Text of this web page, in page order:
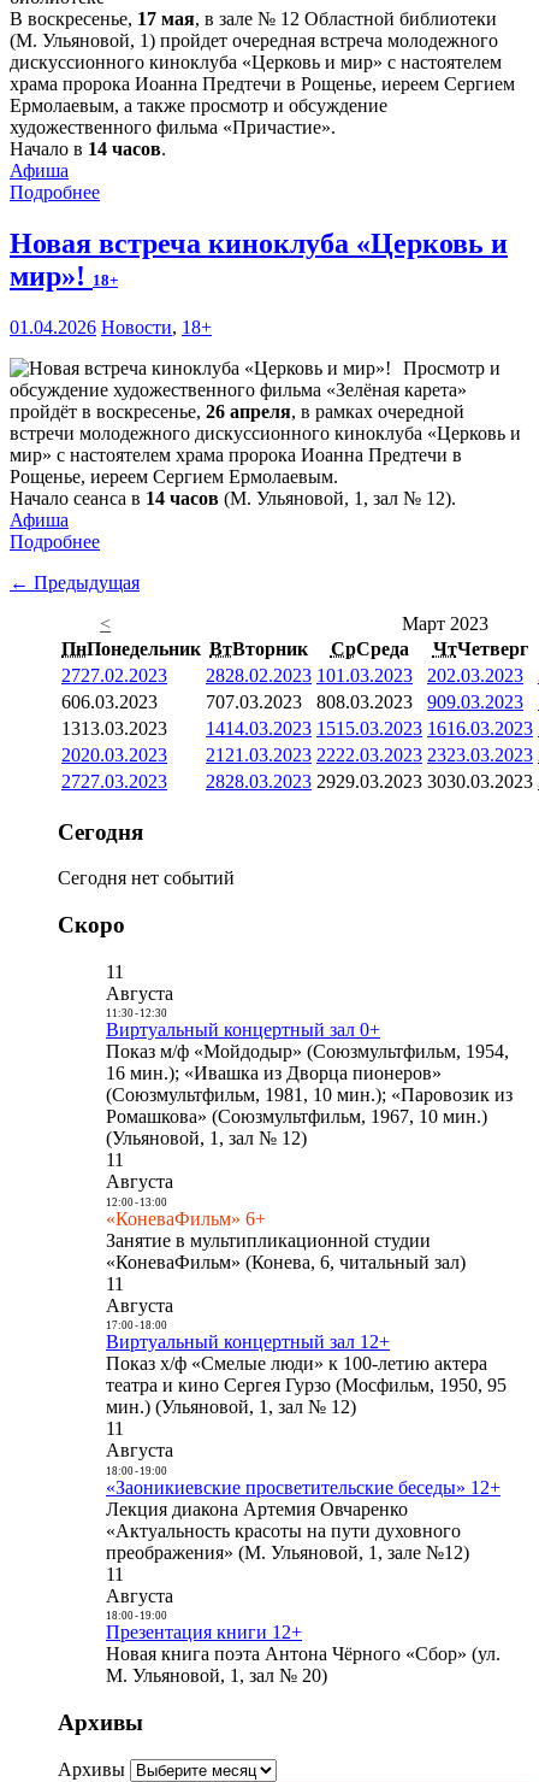
В воскресенье, 17 мая, в зале № 12 Областной библиотеки
(М. Ульяновой, 1) пройдет очередная встреча молодежного
дискуссионного киноклуба «Церковь и мир» с настоятелем
храма пророка Иоанна Предтечи в Рощенье, иереем Сергием
Ермолаевым, а также просмотр и обсуждение
художественного фильма «Причастие».
Начало в 14 часов.
Афиша
Подробнее
Новая встреча киноклуба «Церковь и
мир»! 18+
01.04.2026 Новости, 18+
Просмотр и
обсуждение художественного фильма «Зелёная карета»
пройдёт в воскресенье, 26 апреля, в рамках очередной
встречи молодежного дискуссионного киноклуба «Церковь и
мир» с настоятелем храма пророка Иоанна Предтечи в
Рощенье, иереем Сергием Ермолаевым.
Начало сеанса в 14 часов (М. Ульяновой, 1, зал № 12).
Афиша
Подробнее
← Предыдущая
<
Март 2023
ПнПонедельник ВтВторник СрСреда ЧтЧетверг
2727.02.2023 2828.02.2023 101.03.2023 202.03.2023
606.03.2023 707.03.2023 808.03.2023 909.03.2023
1313.03.2023 1414.03.2023 1515.03.2023 1616.03.2023
2020.03.2023 21 21.03.2023 2222.03.2023 2323.03.2023
2727.03.2023 2828.03.2023 2929.03.2023 3030.03.2023
Сегодня
Сегодня нет событий
Скоро
11
Августа
11:30- 12:30
Виртуальный концертный зал 0+
Показ м/ф «Мойдодыр» (Союзмультфильм, 1954,
16 мин.); «Ивашка из Дворца пионеров»
(Союзмультфильм, 1981, 10 мин.); «Паровозик из
Ромашкова» (Союзмультфильм, 1967, 10 мин.)
(Ульяновой, 1, зал № 12)
11
Августа
12:00- 13:00
«КоневаФильм» 6+
Занятие в мультипликационной студии
«КоневаФильм» (Конева, 6, читальный зал)
11
Августа
17:00- 18:00
Виртуальный концертный зал 12+
Показ х/ф «Смелые люди» к 100-летию актера
театра и кино Сергея Гурзо (Мосфильм, 1950, 95
мин.) (Ульяновой, 1, зал № 12)
11
Августа
18:00- 19:00
«Заоникиевские просветительские беседы» 12+
Лекция диакона Артемия Овчаренко
«Актуальность красоты на пути духовного
преображения» (М. Ульяновой, 1, зале №12)
11
Августа
18:00- 19:00
Презентация книги 12+
Новая книга поэта Антона Чёрного «Сбор» (ул.
М. Ульяновой, 1, зал № 20)
Архивы
Архивы